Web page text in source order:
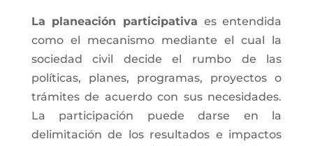
La planeación participativa es entendida
como el mecanismo mediante el cual la
sociedad civil decide el rumbo de las
políticas, planes, programas, proyectos o
trámites de acuerdo con sus necesidades.
La participación puede darse en la
delimitación de los resultados e impactos